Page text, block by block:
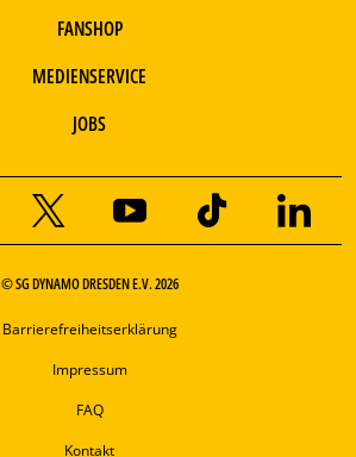
FANSHOP
MEDIENSERVICE
JOBS
© SG DYNAMO DRESDEN E.V. 2026
Barrierefreiheitserklärung
Impressum
FAQ
Kontakt